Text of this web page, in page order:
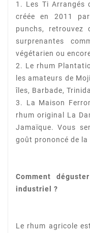
1. Les Ti Arrangés
créée en 2011
punchs, retrouvez
surprenantes
végétarien ou
2. Le rhum
les amateurs de
îles, Barbade,
3. La Maison
rhum original La
Jamaïque. Vous
goût prononcé de la
Comment
industriel ?
Le rhum agricole